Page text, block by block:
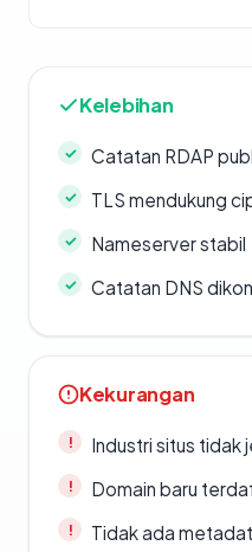
Kelebihan
Catatan RDAP
TLS mendukung
Nameserver stabil
Catatan DNS
Kekurangan
Industri situs tidak
Domain baru
Tidak ada